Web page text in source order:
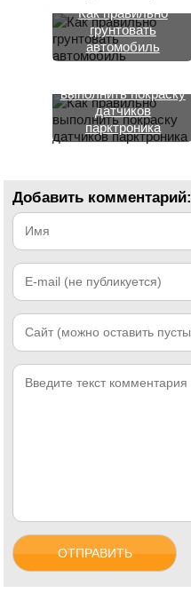
Как правильно
грунтовать
автомобиль
выполнить покраску
датчиков
парктроника
Добавить комментарий: